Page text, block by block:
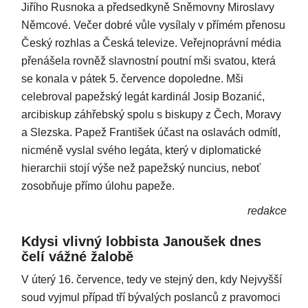
Jiřího Rusnoka a předsedkyně Sněmovny Miroslavy
Němcové. Večer dobré vůle vysílaly v přímém přenosu
Český rozhlas a Česká televize. Veřejnoprávní média
přenášela rovněž slavnostní poutní mši svatou, která
se konala v pátek 5. července dopoledne. Mši
celebroval papežský legát kardinál Josip Bozanić,
arcibiskup záhřebský spolu s biskupy z Čech, Moravy
a Slezska. Papež František účast na oslavách odmítl,
nicméně vyslal svého legáta, který v diplomatické
hierarchii stojí výše než papežský nuncius, neboť
zosobňuje přímo úlohu papeže.
redakce
Kdysi vlivný lobbista Janoušek dnes
čelí vážné žalobě
V úterý 16. července, tedy ve stejný den, kdy Nejvyšší
soud vyjmul případ tří bývalých poslanců z pravomoci